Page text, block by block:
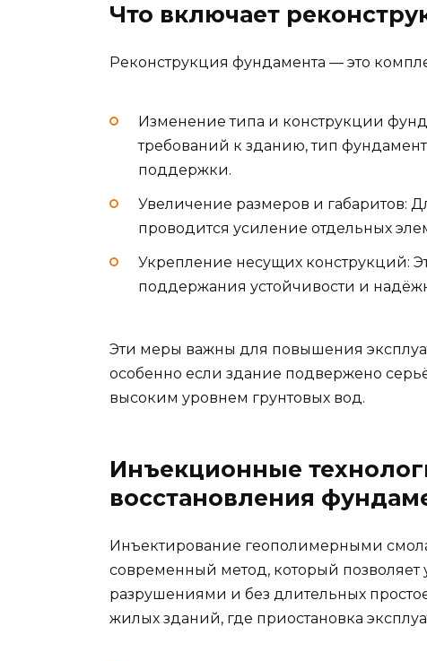
Что включает
Реконструкция фундамента — это
Изменение типа и конструкции
требований к зданию, тип
поддержки.
Увеличение размеров и габаритов:
проводится усиление отдельных
Укрепление несущих конструкций:
поддержания устойчивости и
Эти меры важны для повышения
особенно если здание подвержено
высоким уровнем грунтовых вод.
Инъекционные
восстановления
Инъектирование геополимерными
современный метод, который
разрушениями и без длительных
жилых зданий, где приостановка